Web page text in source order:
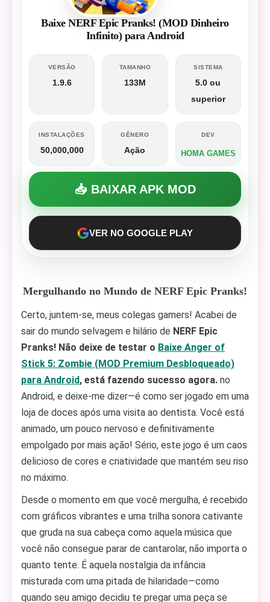
Baixe NERF Epic Pranks! (MOD Dinheiro
Infinito) para Android
VERSÃO
1.9.6
TAMANHO
133M
SISTEMA
5.0 ou
superior
INSTALAÇÕES
50,000,000
GÊNERO
Ação
DEV
HOMA GAMES
📥 BAIXAR APK MOD
VER NO GOOGLE PLAY
Mergulhando no Mundo de NERF Epic Pranks!
Certo, juntem-se, meus colegas gamers! Acabei de
sair do mundo selvagem e hilário de NERF Epic
Pranks! Não deixe de testar o Baixe Anger of
Stick 5: Zombie (MOD Premium Desbloqueado)
para Android, está fazendo sucesso agora. no
Android, e deixe-me dizer—é como ser jogado em uma
loja de doces após uma visita ao dentista. Você está
animado, um pouco nervoso e definitivamente
empolgado por mais ação! Sério, este jogo é um caos
delicioso de cores e criatividade que mantém seu riso
no máximo.
Desde o momento em que você mergulha, é recebido
com gráficos vibrantes e uma trilha sonora cativante
que gruda na sua cabeça como aquela música que
você não consegue parar de cantarolar, não importa o
quanto tente. É aquela nostalgia da infância
misturada com uma pitada de hilaridade—como
quando seu amigo decidiu te pregar uma peça se